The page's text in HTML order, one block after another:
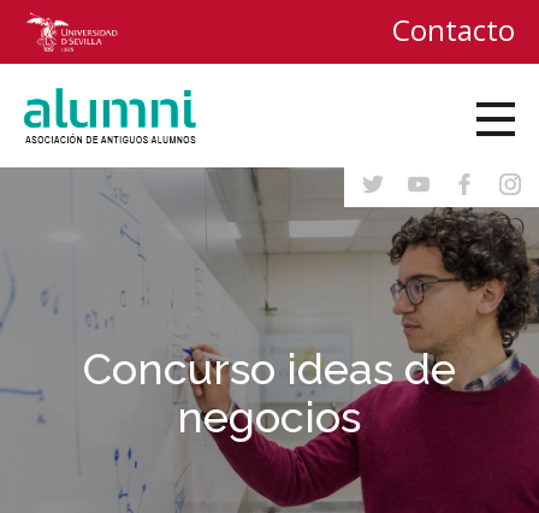
Contacto
Concurso ideas de
negocios